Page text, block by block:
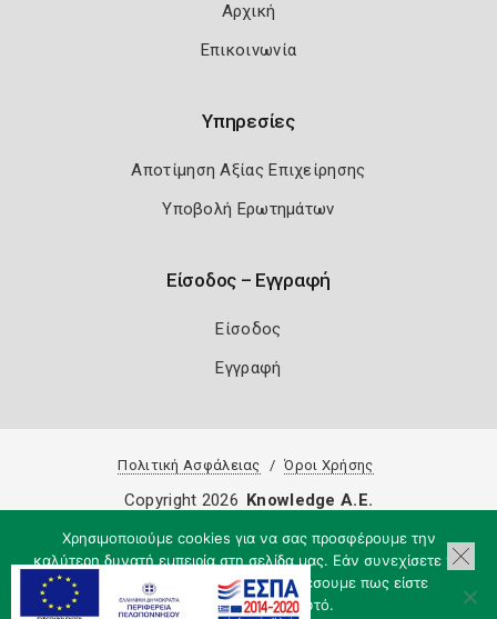
Αρχική
Επικοινωνία
Υπηρεσίες
Αποτίμηση Αξίας Επιχείρησης
Υποβολή Ερωτημάτων
Είσοδος – Εγγραφή
Είσοδος
Εγγραφή
Πολιτική Ασφάλειας Όροι Χρήσης
Χρησιμοποιούμε cookies για να σας προσφέρουμε την
καλύτερη δυνατή εμπειρία στη σελίδα μας. Εάν συνεχίσετε να
χρησιμοποιείτε τη σελίδα, θα υποθέσουμε πως είστε
ικανοποιημένοι με αυτό.
Copyright 2026 Knowledge A.E.